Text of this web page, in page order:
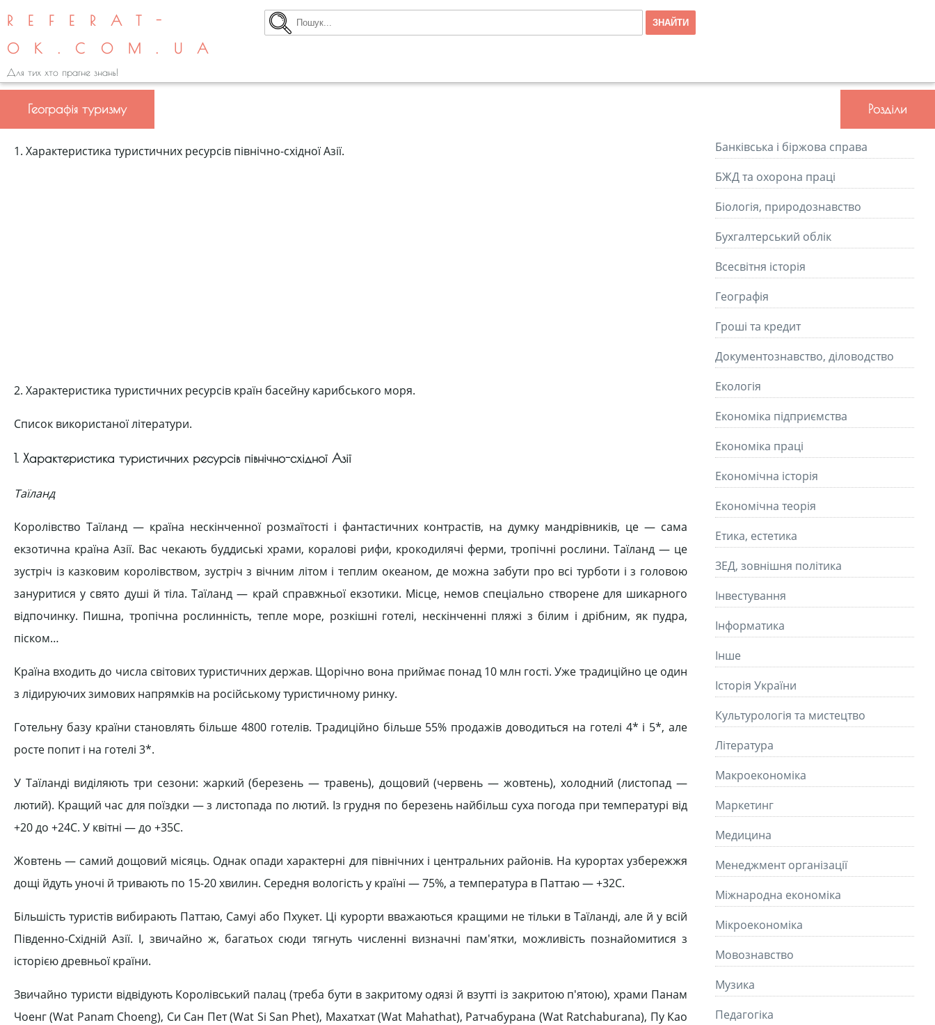
REFERAT-
OK.COM.UA
Для тих хто прагне знань!
Географія туризму
1. Характеристика туристичних ресурсів північно-східної Азії.
2. Характеристика туристичних ресурсів країн басейну карибського моря.
Список використаної літератури.
1. Характеристика туристичних ресурсів північно-східної Азії
Таїланд
Королівство Таїланд — країна нескінченної розмаїтості і фантастичних контрастів, на думку мандрівників, це — сама
екзотична країна Азії. Вас чекають буддиські храми, коралові рифи, крокодилячі ферми, тропічні рослини. Таїланд — це
зустріч із казковим королівством, зустріч з вічним літом і теплим океаном, де можна забути про всі турботи і з головою
зануритися у свято душі й тіла. Таїланд — край справжньої екзотики. Місце, немов спеціально створене для шикарного
відпочинку. Пишна, тропічна рослинність, тепле море, розкішні готелі, нескінченні пляжі з білим і дрібним, як пудра,
піском…
Країна входить до числа світових туристичних держав. Щорічно вона приймає понад 10 млн гості. Уже традиційно це один
з лідируючих зимових напрямків на російському туристичному ринку.
Готельну базу країни становлять більше 4800 готелів. Традиційно більше 55% продажів доводиться на готелі 4* і 5*, але
росте попит і на готелі 3*.
У Таїланді виділяють три сезони: жаркий (березень — травень), дощовий (червень — жовтень), холодний (листопад —
лютий). Кращий час для поїздки — з листопада по лютий. Із грудня по березень найбільш суха погода при температурі від
+20 до +24С. У квітні — до +35С.
Жовтень — самий дощовий місяць. Однак опади характерні для північних і центральних районів. На курортах узбережжя
дощі йдуть уночі й тривають по 15-20 хвилин. Середня вологість у країні — 75%, а температура в Паттаю — +32С.
Більшість туристів вибирають Паттаю, Самуі або Пхукет. Ці курорти вважаються кращими не тільки в Таїланді, але й у всій
Південно-Східній Азії. І, звичайно ж, багатьох сюди тягнуть численні визначні пам'ятки, можливість познайомитися з
історією древньої країни.
Звичайно туристи відвідують Королівський палац (треба бути в закритому одязі й взутті із закритою п'ятою), храми Панам
Чоенг (Wat Panam Choeng), Си Сан Пет (Wat Sі San Phet), Махатхат (Wat Mahathat), Ратчабурана (Wat Ratchaburana), Пу Као
Розділи
Банківська і біржова справа
БЖД та охорона праці
Біологія, природознавство
Бухгалтерський облік
Всесвітня історія
Географія
Гроші та кредит
Документознавство, діловодство
Екологія
Економіка підприємства
Економіка праці
Економічна історія
Економічна теорія
Етика, естетика
ЗЕД, зовнішня політика
Інвестування
Інформатика
Інше
Історія України
Культурологія та мистецтво
Літературa
Макроекономіка
Маркетинг
Медицина
Менеджмент організації
Міжнародна економіка
Мікроекономіка
Мовознавство
Музика
Педагогіка